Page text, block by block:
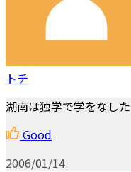
トチ
湖南は独学で学をなし
Good
2006/01/14